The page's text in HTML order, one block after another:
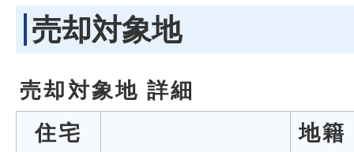
売却対象地
売却対象地 詳細
住宅
地籍